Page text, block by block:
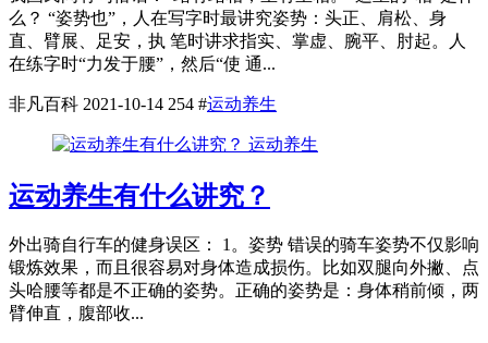
么？ “姿势也”，人在写字时最讲究姿势：头正、肩松、身
直、臂展、足安，执 笔时讲求指实、掌虚、腕平、肘起。人
在练字时“力发于腰”，然后“使 通...
非凡百科 2021-10-14 254 #运动养生
运动养生
运动养生有什么讲究？
外出骑自行车的健身误区： 1。姿势 错误的骑车姿势不仅影响
锻炼效果，而且很容易对身体造成损伤。比如双腿向外撇、点
头哈腰等都是不正确的姿势。正确的姿势是：身体稍前倾，两
臂伸直，腹部收...